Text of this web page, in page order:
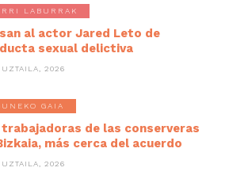
LABURRAK
al actor Jared Leto de
sexual delictiva
UZTAILA, 2026
GAIA
trabajadoras de las conserveras
más cerca del acuerdo
UZTAILA, 2026